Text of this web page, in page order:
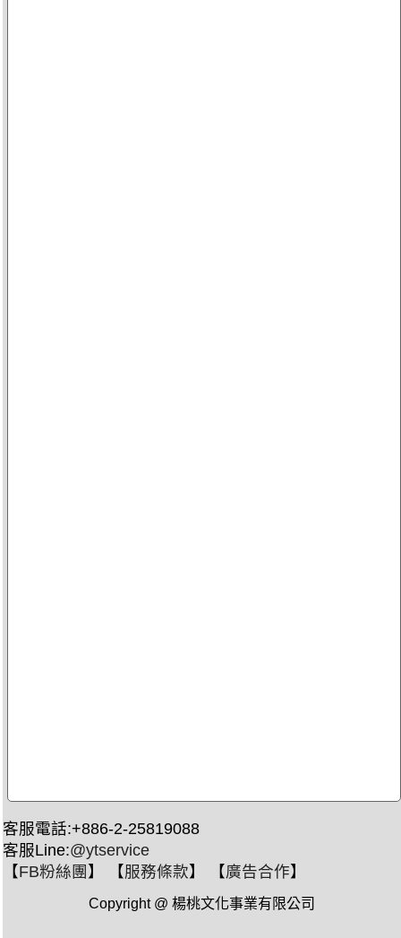
客服電話:+886-2-25819088
客服Line:@ytservice
【FB粉絲團 】 【服務條款】 【廣告合作】
Copyright @ 楊桃文化事業有限公司